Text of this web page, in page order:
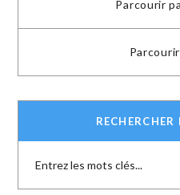
Parcourir